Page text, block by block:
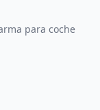
para coche